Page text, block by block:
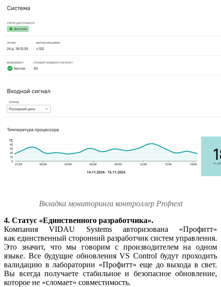
Вкладка мониторинга контроллер Profnext
4. Статус «Единственного разработчика».
Компания VIDAU Systems авторизована «Профитт»
как единственный сторонний разработчик систем управления.
Это значит, что мы говорим с производителем на одном
языке. Все будущие обновления VS Control будут проходить
валидацию в лаборатории «Профитт» еще до выхода в свет.
Вы всегда получаете стабильное и безопасное обновление,
которое не «сломает» совместимость.